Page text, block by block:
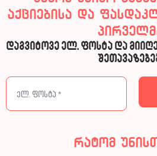
აქციებისა და
დაგვიტოვე ელ. ფოსტა და
რატომ